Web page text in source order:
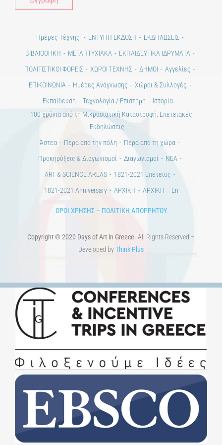
Ημέρες Τέχνης ΕΝΤΥΠΗ ΕΚΔΟΣΗ
ΕΚΔΗΛΩΣΕΙΣ
ΒΙΒΛΙΟΘΗΚΗ
ΜΕΤΑΠΤΥΧΙΑΚΑ
ΕΚΠΑΙΔΕΥΤΙΚΑ ΙΔΡΥΜΑΤΑ
ΠΟΛΙΤΙΣΤΙΚΟΙ ΦΟΡΕΙΣ
ΧΩΡΟΙ ΤΕΧΝΗΣ ΔΗΜΟΙ
Αγγελίες
ΕΠΙΚΟΙΝΩΝΙΑ
Ημέρες Ανάγνωσης
Χώροι & Συλλογές
Εκπαίδευση
Τεχνολογία / Επιστήμη
Ιστορία
100 χρόνια από τη Μικρασιατική Καταστροφή. Επετειακές
Εκδηλώσεις.
Άστεα
Πέρα από την πόλη
Πέρα από τη χώρα
Προκηρύξεις & Διαγωνισμοί
Διαγωνισμοί
ΝΕΑ
ART & SCIENCE AREAS
1821-2021 Επέτειος
1821-2021 Anniversary
ΑΡΧΙΚΗ ΑΡΧΙΚΗ – En
ΟΡΟΙ ΧΡΗΣΗΣ– ΠΟΛΙΤΙΚΗ ΑΠΟΡΡΗΤΟΥ
Copyright © 2020 Days of Art in Greece. All Rights Reserved –
Developed byThink Plus